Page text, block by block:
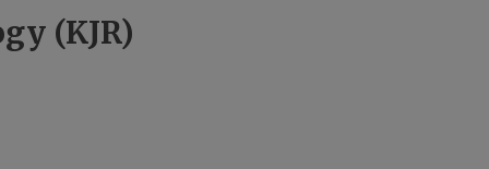
(KJR)